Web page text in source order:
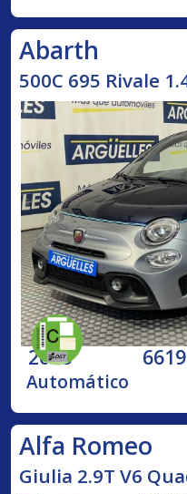
Abarth
500C 695 Rivale
2018
Automático
Alfa Romeo
Giulia 2.9T V6